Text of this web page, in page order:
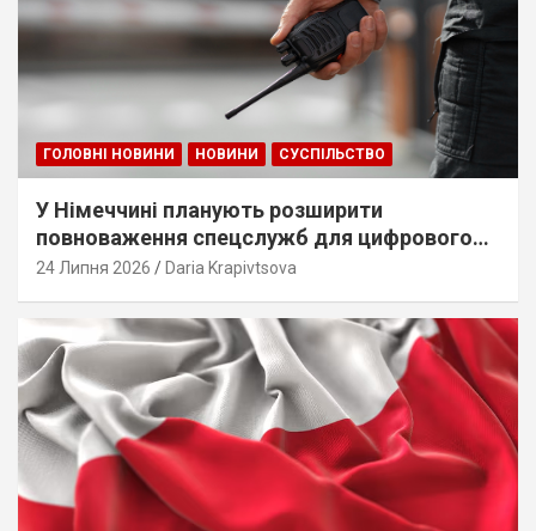
ГОЛОВНІ НОВИНИ НОВИНИ СУСПІЛЬСТВО
У Німеччині планують розширити
повноваження спецслужб для цифрового
стеження
24 Липня 2026 Daria Krapivtsova